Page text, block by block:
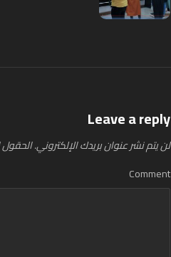
Leave a reply
لن يتم نشر عنوان بريدك الإلكتروني.الحقول
Comment